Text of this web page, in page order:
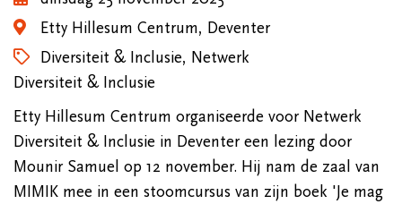
Etty Hillesum Centrum, Deventer
Diversiteit & Inclusie, Netwerk
Diversiteit & Inclusie
Etty Hillesum Centrum organiseerde voor Netwerk
Diversiteit & Inclusie in Deventer een lezing door
Mounir Samuel op 12 november. Hij nam de zaal van
MIMIK mee in een stoomcursus van zijn boek 'Je mag